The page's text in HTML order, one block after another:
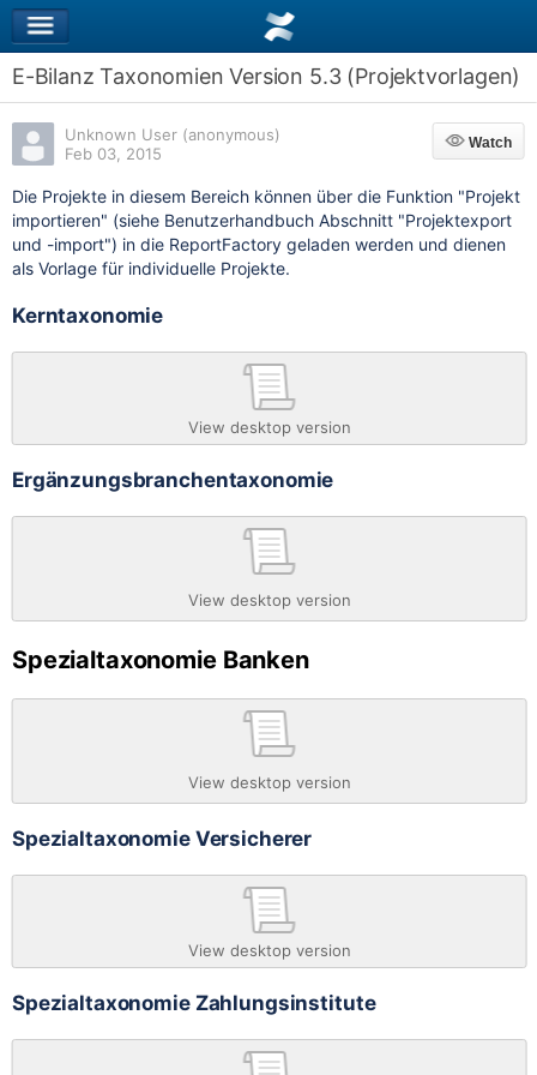
E-Bilanz Taxonomien Version 5.3 (Projektvorlagen)
Unknown User (anonymous)
Feb 03, 2015
Watch
Watch
Die Projekte in diesem Bereich können über die Funktion "Projekt
importieren" (siehe Benutzerhandbuch Abschnitt "Projektexport
und -import") in die ReportFactory geladen werden und dienen
als Vorlage für individuelle Projekte.
Kerntaxonomie
View desktop version
Ergänzungsbranchentaxonomie
View desktop version
Spezialtaxonomie Banken
View desktop version
Spezialtaxonomie Versicherer
View desktop version
Spezialtaxonomie Zahlungsinstitute